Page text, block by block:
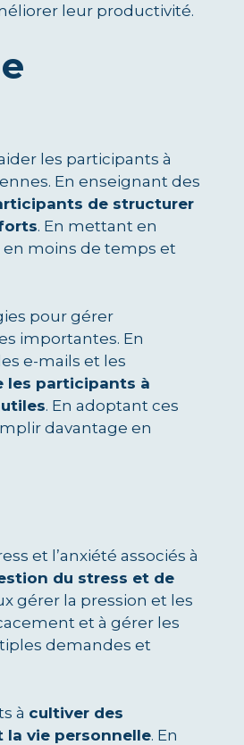
leur productivité.
les participants à
En enseignant des
de structurer
. En mettant en
moins de temps et
pour gérer
importantes. En
e-mails et les
les participants à
. En adoptant ces
davantage en
et l’anxiété associés à
du stress et de
gérer la pression et les
et à gérer les
demandes et
à cultiver des
la vie personnelle. En